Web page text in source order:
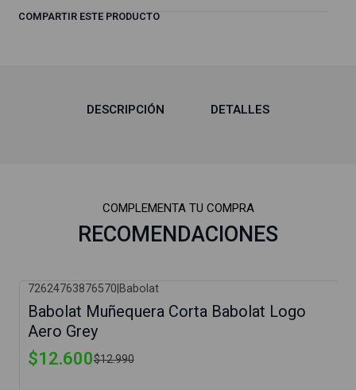
COMPARTIR ESTE PRODUCTO
DESCRIPCIÓN DETALLES
COMPLEMENTA TU COMPRA
RECOMENDACIONES
72624763876570|Babolat
Babolat Muñequera Corta Babolat Logo
Aero Grey
$12.600$12.990